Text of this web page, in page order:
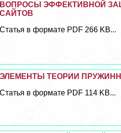
ВОПРОСЫ ЭФФЕКТИВНОЙ
САЙТОВ
Статья в формате PDF 266 KB...
ЭЛЕМЕНТЫ ТЕОРИИ
Статья в формате PDF 114 KB...